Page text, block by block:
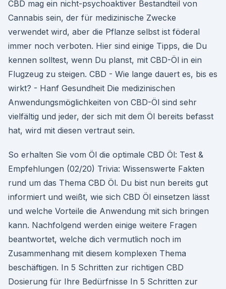
CBD mag ein nicht-psychoaktiver Bestandteil von
Cannabis sein, der für medizinische Zwecke
verwendet wird, aber die Pflanze selbst ist föderal
immer noch verboten. Hier sind einige Tipps, die Du
kennen solltest, wenn Du planst, mit CBD-Öl in ein
Flugzeug zu steigen. CBD - Wie lange dauert es, bis es
wirkt? - Hanf Gesundheit Die medizinischen
Anwendungsmöglichkeiten von CBD-Öl sind sehr
vielfältig und jeder, der sich mit dem Öl bereits befasst
hat, wird mit diesen vertraut sein.
So erhalten Sie vom Öl die optimale CBD Öl: Test &
Empfehlungen (02/20) Trivia: Wissenswerte Fakten
rund um das Thema CBD Öl. Du bist nun bereits gut
informiert und weißt, wie sich CBD Öl einsetzen lässt
und welche Vorteile die Anwendung mit sich bringen
kann. Nachfolgend werden einige weitere Fragen
beantwortet, welche dich vermutlich noch im
Zusammenhang mit diesem komplexen Thema
beschäftigen. In 5 Schritten zur richtigen CBD
Dosierung für Ihre Bedürfnisse In 5 Schritten zur